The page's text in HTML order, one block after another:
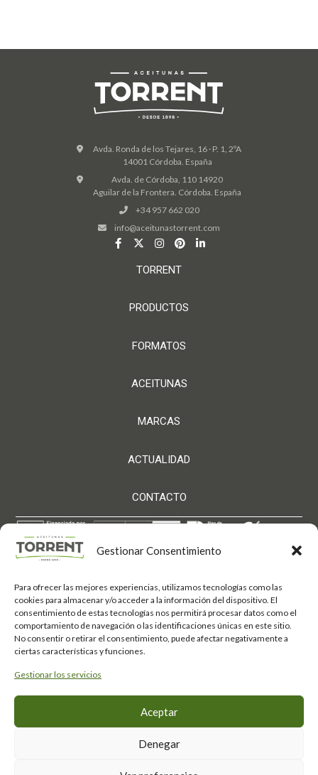
Gestionar Consentimiento
Para ofrecer las mejores experiencias, utilizamos tecnologías como las
cookies para almacenar y/o acceder a la información del dispositivo. El
consentimiento de estas tecnologías nos permitirá procesar datos como el
comportamiento de navegación o las identificaciones únicas en este sitio.
No consentir o retirar el consentimiento, puede afectar negativamente a
ciertas características y funciones.
Gestionar los servicios
Aceptar
Denegar
Avda. Ronda de los Tejares, 16 · P. 1, 2ºA
14001 Córdoba. España
Avda. de Córdoba, 110 14920
Aguilar de la Frontera. Córdoba. España
+34 957 662 020
info@aceitunastorrent.com
TORRENT
PRODUCTOS
FORMATOS
ACEITUNAS
MARCAS
ACTUALIDAD
CONTACTO
Aceitunas Torrent S.L. ha sido beneficiaria de Fondos
Europeos, cuyo objetivo es el refuerzo del crecimiento
sostenible y la competitividad de las PYMES, y
gracias al cual ha puesto en marcha un Plan de
Acción con el objetivo de mejorar su competitividad
mediante la transformación digital, la promoción
online y el comercio electrónico en mercados
contado con el apoyo del Programa Xpande Digital
Desarrollo Regional
Aviso Legal·Política de Cookies ·
Condiciones generales venta